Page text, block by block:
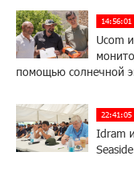
14:56:01
Ucom
помощью солнечной
22:41:05
Idram